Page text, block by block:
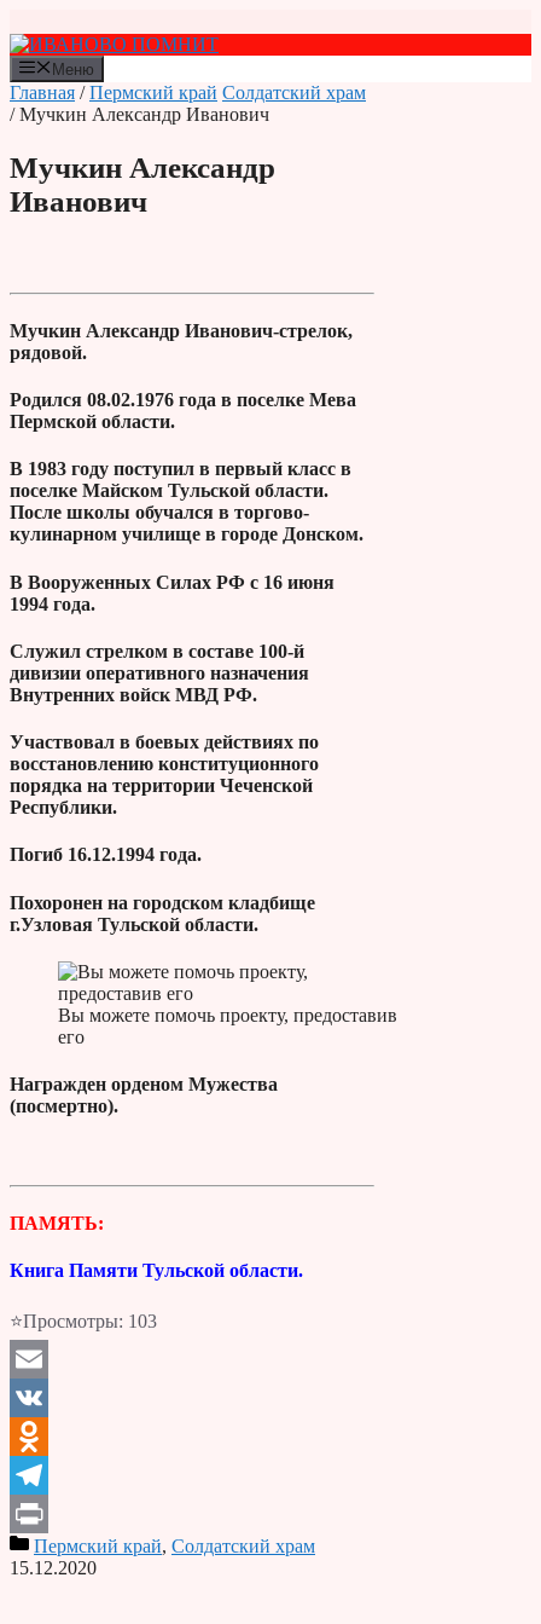
к
содержимому
Меню
Главная /Пермский край Солдатский храм
/ Мучкин Александр Иванович
Мучкин Александр
Иванович
Мучкин Александр Иванович-стрелок,
рядовой.
Родился 08.02.1976 года в поселке Мева
Пермской области.
В 1983 году поступил в первый класс в
поселке Майском Тульской области.
После школы обучался в торгово-
кулинарном училище в городе Донском.
В Вооруженных Силах РФ с 16 июня
1994 года.
Служил стрелком в составе 100-й
дивизии оперативного назначения
Внутренних войск МВД РФ.
Участвовал в боевых действиях по
восстановлению конституционного
порядка на территории Чеченской
Республики.
Погиб 16.12.1994 года.
Похоронен на городском кладбище
г.Узловая Тульской области.
Вы можете помочь проекту, предоставив
его
Награжден орденом Мужества
(посмертно).
ПАМЯТЬ:
Книга Памяти Тульской области.
⭐Просмотры: 103
Email
VK
Odnoklassniki
Telegram
PrintПермский край, Солдатский храм
15.12.2020